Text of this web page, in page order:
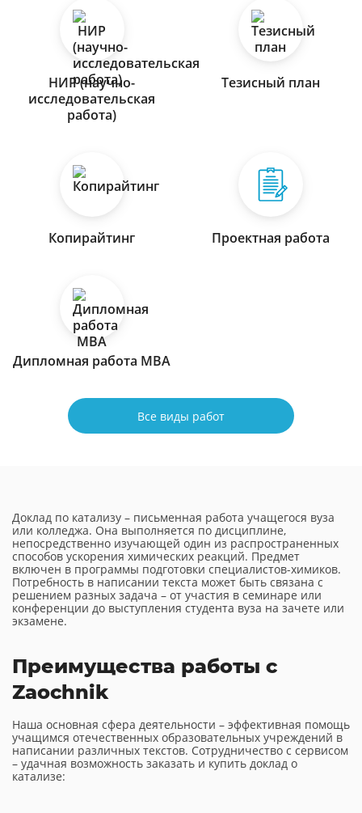
НИР (научно-
исследовательская
работа)
Тезисный план
Копирайтинг Проектная работа
Дипломная работа МВА
Все виды работ
Доклад по катализу – письменная работа учащегося вуза
или колледжа. Она выполняется по дисциплине,
непосредственно изучающей один из распространенных
способов ускорения химических реакций. Предмет
включен в программы подготовки специалистов-химиков.
Потребность в написании текста может быть связана с
решением разных задача – от участия в семинаре или
конференции до выступления студента вуза на зачете или
экзамене.
Преимущества работы с
Zaochnik
Наша основная сфера деятельности – эффективная помощь
учащимся отечественных образовательных учреждений в
написании различных текстов. Сотрудничество с сервисом
– удачная возможность заказать и купить доклад о
катализе: